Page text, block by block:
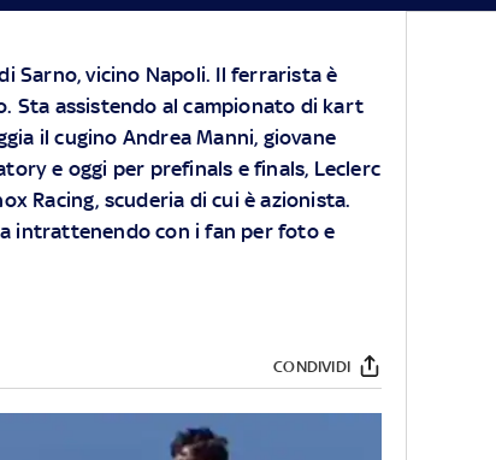
Sarno, vicino Napoli. Il ferrarista è
Sta assistendo al campionato di kart
il cugino Andrea Manni, giovane
e oggi per prefinals e finals, Leclerc
Racing, scuderia di cui è azionista.
intrattenendo con i fan per foto e
CONDIVIDI